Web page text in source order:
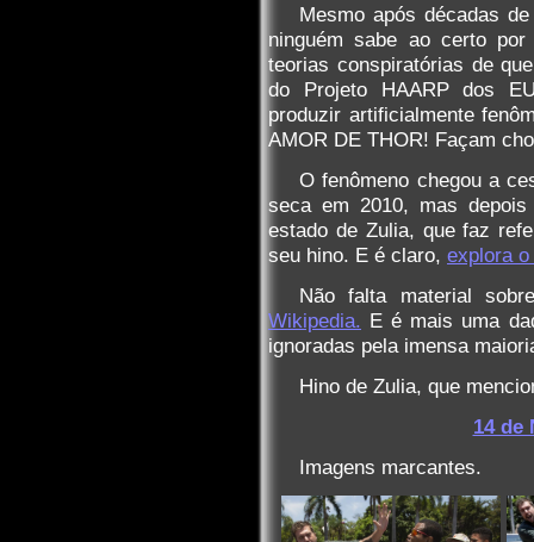
Mesmo após décadas
ninguém sabe ao certo
teorias conspiratórias de
do Projeto HAARP dos
produzir artificialmente
AMOR DE THOR! Façam
O fenômeno chegou a
seca em 2010, mas
estado de Zulia, que faz
seu hino. E é claro, explora
Não falta material
Wikipedia. E é mais uma
ignoradas pela imensa
Hino de Zulia, que
14 de
Imagens marcantes.